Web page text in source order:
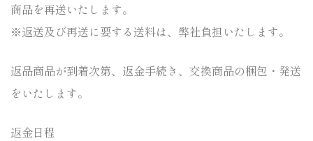
商品を再送いたします。
※返送及び再送に要する送料は、弊社負担いたします。
返品商品が到着次第、返金手続き、交換商品の梱包・ 発送
をいたします。
返金日程